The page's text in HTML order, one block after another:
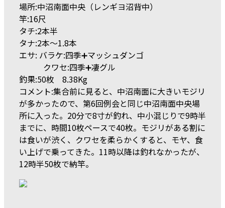
場所:中沼南面中央（レンギヨ沼背中）
竿:16尺
タチ:2本半
タナ:2本〜1.8本
エサ: バラケ:四季➕マッシュダンゴ
クワセ:四季➕凄グル
釣果:50枚 8.38Kg
コメント:集合前に見ると、中沼南面に大きいモジリ
が多かったので、第6回例会と同じ中沼南面中央場
所に入った。20分で8寸が釣れ、中小混じりで9時半
までに、時間10枚ペースで40枚。モジリがある割に
は食いが渋く、クワセを柔らかくすると、モヤ、食
い上げで乗ってきた。11時以降は釣れなかったが、
12時半50枚で納竿。